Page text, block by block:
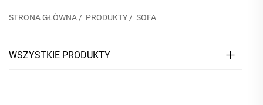
STRONA GŁÓWNA / PRODUKTY / SOFA
WSZYSTKIE PRODUKTY